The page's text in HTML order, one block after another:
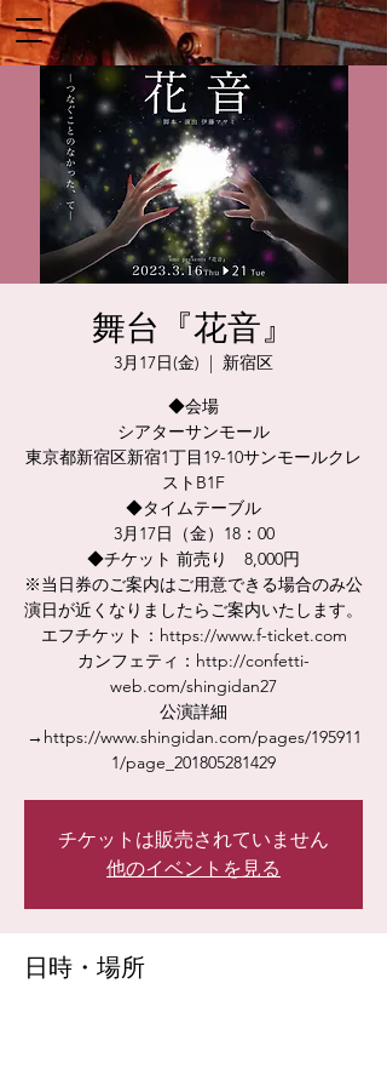
舞台『花音』
3月17日(金)
  |
新宿区
◆会場
シアターサンモール
東京都新宿区新宿1丁目19-10サンモールクレ
ストB1F
◆タイムテーブル
3月17日（金）18：00
◆チケット 前売り 8,000円
※当日券のご案内はご用意できる場合のみ公
演日が近くなりましたらご案内いたします。
エフチケット：https://www.f-ticket.com
カンフェティ：http://confetti-
web.com/shingidan27
公演詳細
→https://www.shingidan.com/pages/195911
1/page_201805281429
チケットは販売されていません
他のイベントを見る
日時・場所